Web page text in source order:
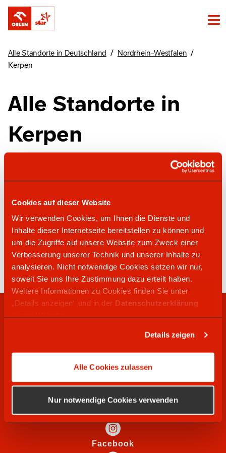
Cookies auf dieser Website
Wir verwenden Cookies, um Ihnen die Dienste und
Inhalte dieser Internetseite bereitstellen zu können und
um die Zugriffe auf unsere Website zum Zweck einer
Verbesserung unserer Technik und unserer Inhalte zu
analysieren. Nicht notwendige Cookies setzen wir nur,
soweit Sie uns Ihre Zustimmung dazu erteilt haben.
Weitere Informationen zu Cookies finden Sie unter
„Details anzeigen“ und in der Datenschutzerklärung
dieser Website.
Details zeigen
Alle Cookies zulassen
Nur notwendige Cookies verwenden
Alle Standorte in Deutschland / Nordrhein-Westfalen /
Kerpen
Alle Standorte in
Kerpen
Finde unsere Standorte in Kerpen hier
star Tankstelle
02275 914946
Dürener Straße 99
50171
Kerpen
RECHTLICHES
WIR SUCHEN
SOCIAL MEDIA
Instagram
Facebook